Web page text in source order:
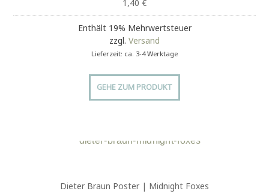
1,40 €
Enthält 19% Mehrwertsteuer
zzgl. Versand
Lieferzeit: ca. 3-4 Werktage
GEHE ZUM PRODUKT
Dieter Braun Poster | Midnight Foxes